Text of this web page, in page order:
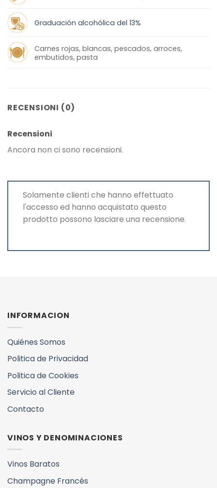
Graduación alcohólica del 13%
Carnes rojas, blancas, pescados, arroces,
embutidos, pasta
RECENSIONI (0)
Recensioni
Ancora non ci sono recensioni.
Solamente clienti che hanno effettuato
l'accesso ed hanno acquistato questo
prodotto possono lasciare una recensione.
INFORMACION
Quiénes Somos
Politica de Privacidad
Politica de Cookies
Servicio al Cliente
Contacto
VINOS Y DENOMINACIONES
Vinos Baratos
Champagne Francés